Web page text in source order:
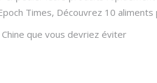
Times, Découvrez 10
que vous devriez éviter